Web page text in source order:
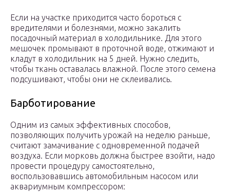
Если на участке приходится часто бороться с
вредителями и болезнями, можно закалить
посадочный материал в холодильнике. Для этого
мешочек промывают в проточной воде, отжимают и
кладут в холодильник на 5 дней. Нужно следить,
чтобы ткань оставалась влажной. После этого семена
подсушивают, чтобы они не склеивались.
Барботирование
Одним из самых эффективных способов,
позволяющих получить урожай на неделю раньше,
считают замачивание с одновременной подачей
воздуха. Если морковь должна быстрее взойти, надо
провести процедуру самостоятельно,
воспользовавшись автомобильным насосом или
аквариумным компрессором: